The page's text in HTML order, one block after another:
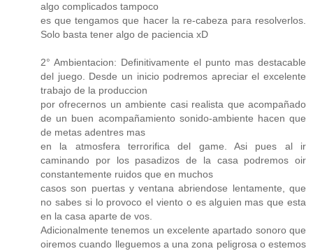
algo complicados tampoco
es que tengamos que hacer la re-cabeza para resolverlos.
Solo basta tener algo de paciencia xD
2° Ambientacion: Definitivamente el punto mas destacable
del juego. Desde un inicio podremos apreciar el excelente
trabajo de la produccion
por ofrecernos un ambiente casi realista que acompañado
de un buen acompañamiento sonido-ambiente hacen que
de metas adentres mas
en la atmosfera terrorifica del game. Asi pues al ir
caminando por los pasadizos de la casa podremos oir
constantemente ruidos que en muchos
casos son puertas y ventana abriendose lentamente, que
no sabes si lo provoco el viento o es alguien mas que esta
en la casa aparte de vos.
Adicionalmente tenemos un excelente apartado sonoro que
oiremos cuando lleguemos a una zona peligrosa o estemos